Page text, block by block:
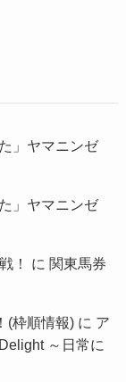
」ヤマニンゼ
」ヤマニンゼ
！ に 関東馬券
(枠順情報)に ア
～日常に